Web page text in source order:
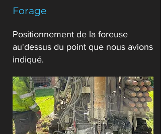
Forage
Positionnement de la foreuse
au'dessus du point que nous avions
indiqué.